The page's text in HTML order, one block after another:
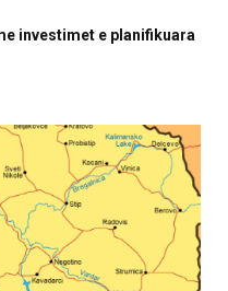
investimet e planifikuara